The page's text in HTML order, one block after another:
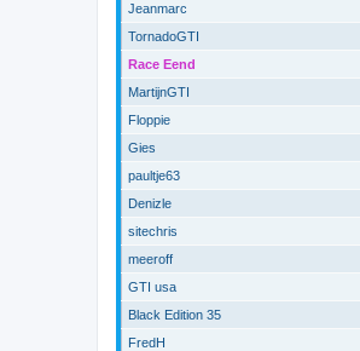
Jeanmarc
TornadoGTI
Race Eend
MartijnGTI
Floppie
Gies
paultje63
Denizle
sitechris
meeroff
GTI usa
Black Edition 35
FredH